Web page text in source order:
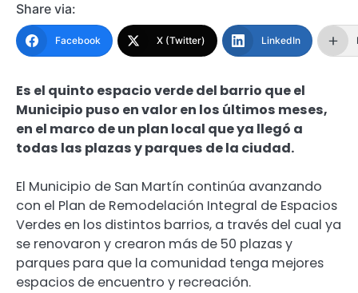
Share via:
Facebook X (Twitter) LinkedIn
Es el quinto espacio verde del barrio que el
Municipio puso en valor en los últimos meses,
en el marco de un plan local que ya llegó a
todas las plazas y parques de la ciudad.
El Municipio de San Martín continúa avanzando
con el Plan de Remodelación Integral de Espacios
Verdes en los distintos barrios, a través del cual ya
se renovaron y crearon más de 50 plazas y
parques para que la comunidad tenga mejores
espacios de encuentro y recreación.